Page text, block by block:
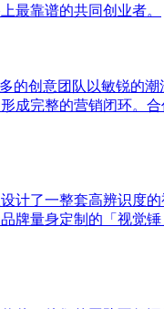
最靠谱的共同创业者。
的创意团队以敏锐的
成完整的营销闭环。
计了一整套高辨识度
牌量身定制的「视觉